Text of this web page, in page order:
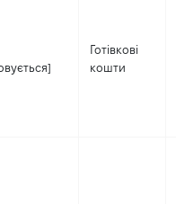
Готівкові
кошти